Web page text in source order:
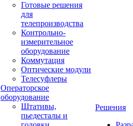
Готовые решения
для
телепроизводства
Контрольно-
измерительное
оборудование
Коммутация
Оптические модули
Телесуфлеры
Операторское
оборудование
Штативы,
пьедесталы и
Решения